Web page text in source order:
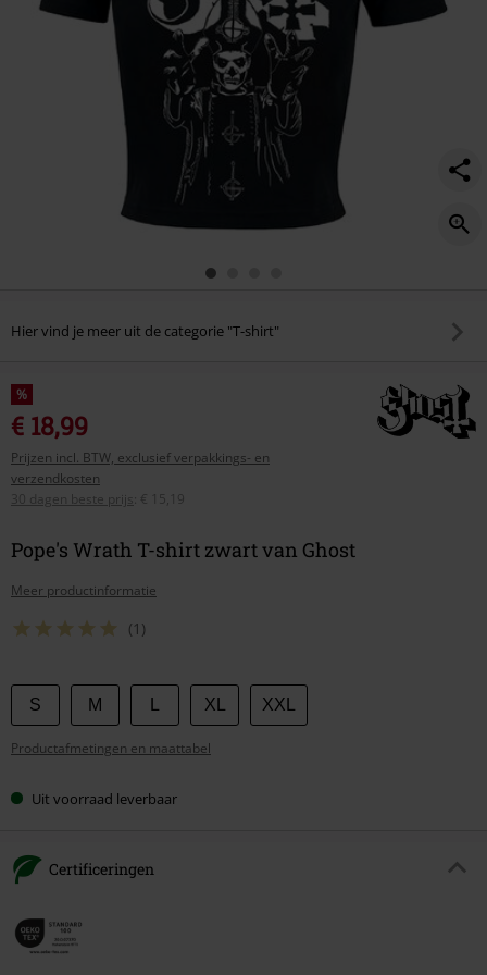
Hier vind je meer uit de categorie "T-shirt"
%
€ 18,99
Prijzen incl. BTW, exclusief verpakkings- en
verzendkosten
30 dagen beste prijs
€ 15,19
Pope's Wrath T-shirt zwart van Ghost
Meer productinformatie
(1)
Kies
je
maat
S M XL XXL
Productafmetingen en maattabel
Uit voorraad leverbaar
Certificeringen